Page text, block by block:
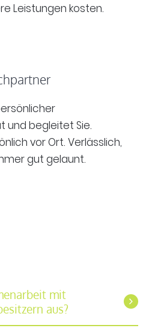
Leistungen kosten.
und begleitet Sie.
vor Ort. Verlässlich,
gut gelaunt.
mit
aus?